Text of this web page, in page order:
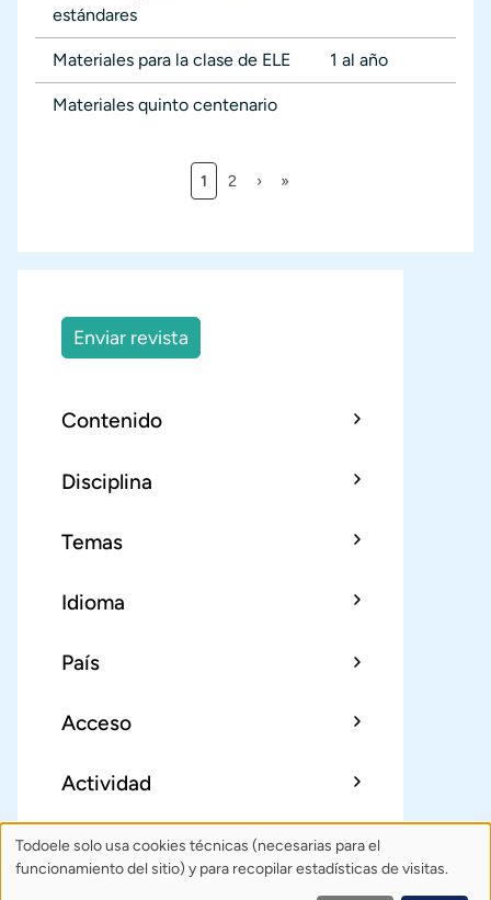
estándares
Materiales para la clase de ELE 1 al año
Materiales quinto centenario
Paginación
Página actual
1 Página
2 Siguiente página
› Última página
»
Enviar revista
Contenido
Disciplina
Temas
Idioma
País
Acceso
Actividad
Sobre TodoeleÍndice Publica
Uso
Todoele solo usa cookies técnicas (necesarias para el
funcionamiento del sitio) y para recopilar estadísticas de visitas.